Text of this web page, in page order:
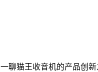
聊猫王收音机的产品创